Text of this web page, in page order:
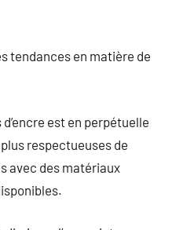
tendances en matière de
est en perpétuelle
respectueuses de
avec des matériaux